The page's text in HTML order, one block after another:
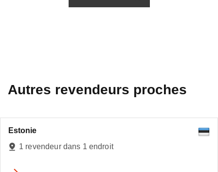
2
Autres revendeurs proches
Estonie
1 revendeur dans 1 endroit